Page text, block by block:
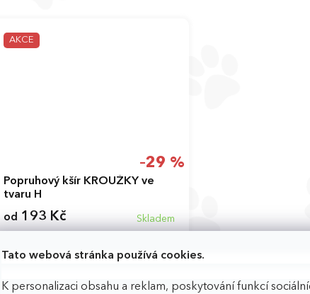
Tato webová stránka používá cookies.
K personalizaci obsahu a reklam, poskytování funkcí
AKCE
–29 %
Popruhový kšír KROUŽKY ve
tvaru H
Skladem
od 193 Kč
DETAIL
Zelená Růžová Fialová Šedá